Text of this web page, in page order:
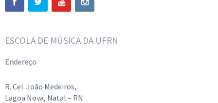
ESCOLA DE MÚSICA DA UFRN
Endereço
R. Cel. João Medeiros,
Lagoa Nova, Natal – RN